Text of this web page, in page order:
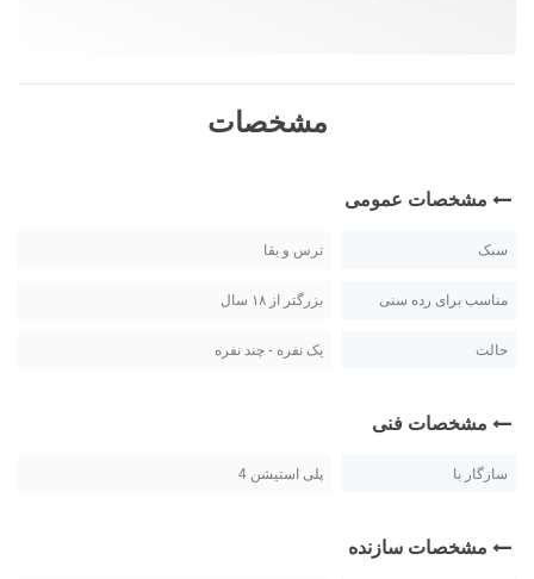
مشخصات
مشخصات عمومی
سبک ترس و بقا
مناسب برای رده سنی بزرگتر از ۱۸ سال
حالت یک نفره - چند نفره
مشخصات فنی
سازگار با پلی استیشن 4
مشخصات سازنده